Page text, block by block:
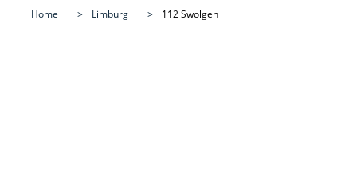
Home Limburg 112 Swolgen